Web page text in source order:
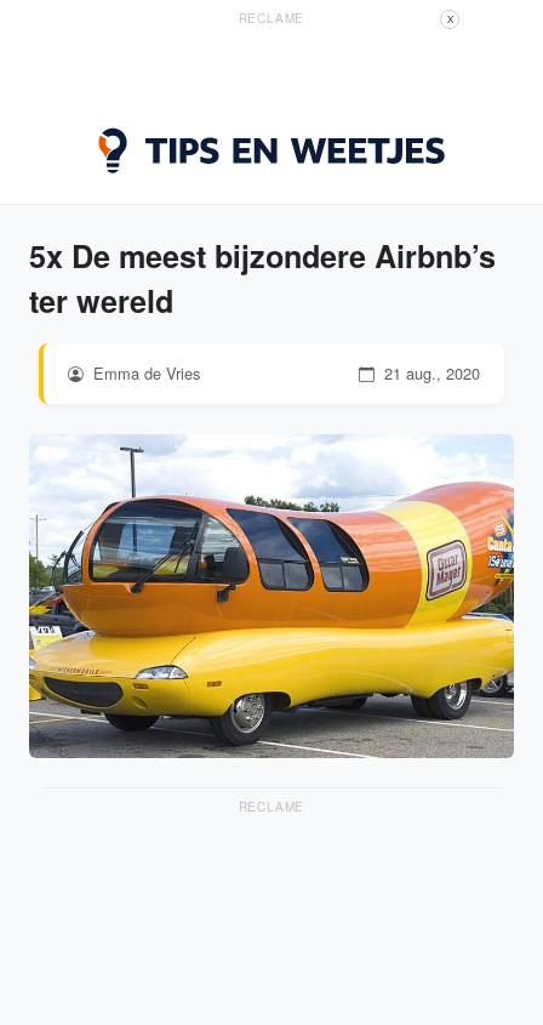
RECLAME X
5x De meest bijzondere Airbnb’s
ter wereld
Emma de Vries 21 aug., 2020
RECLAME